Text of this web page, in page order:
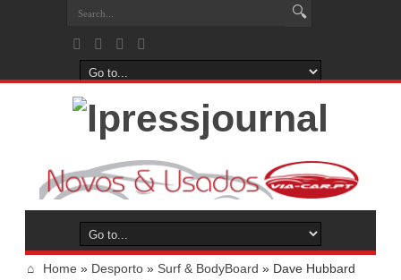
Home » Desporto » Surf & BodyBoard » Dave Hubbard